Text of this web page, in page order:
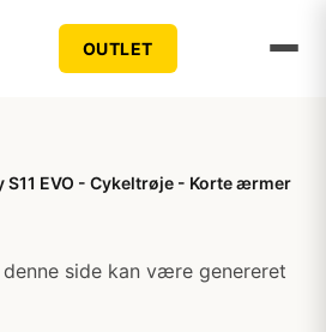
OUTLET
S11 EVO - Cykeltrøje - Korte ærmer
side kan være genereret